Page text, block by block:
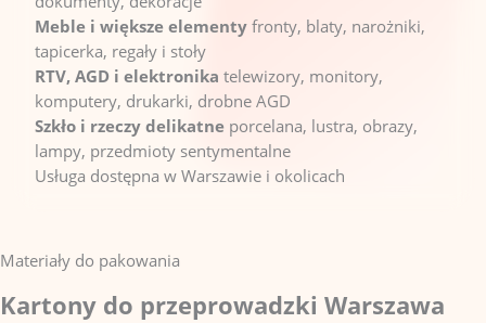
Meble i większe elementy fronty, blaty, narożniki,
tapicerka, regały i stoły
RTV, AGD i elektronika telewizory, monitory,
komputery, drukarki, drobne AGD
Szkło i rzeczy delikatne porcelana, lustra, obrazy,
lampy, przedmioty sentymentalne
Usługa dostępna w Warszawie i okolicach
Materiały do pakowania
Kartony do przeprowadzki Warszawa